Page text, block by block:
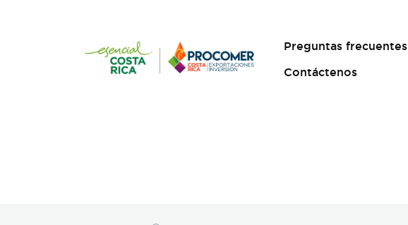
Preguntas frecuentes
Contáctenos